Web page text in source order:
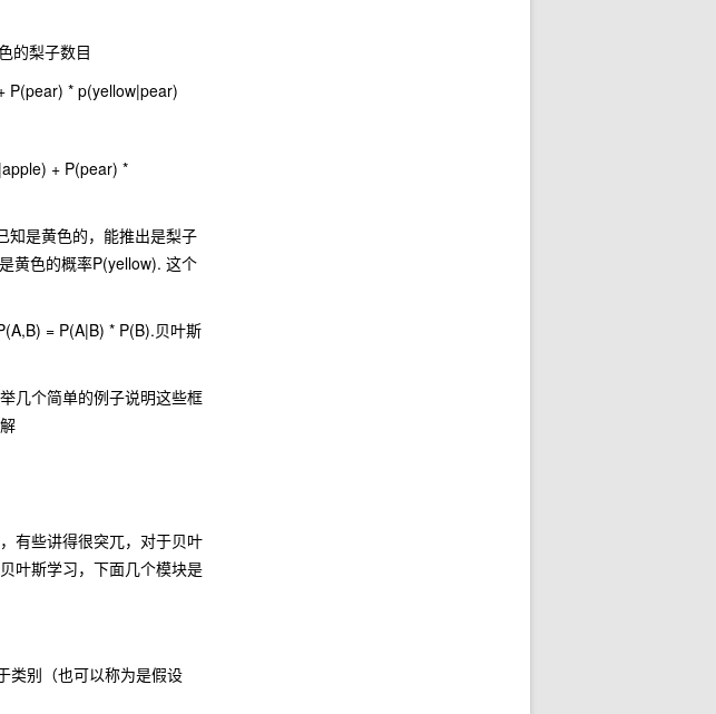
的梨子数目
P(pear) * p(yellow|pear)
+ P(pear) *
知是黄色的，能推出是梨子
黄色的概率P(yellow). 这个
= P(A|B) * P(B).贝叶斯
几个简单的例子说明这些框
有些讲得很突兀，对于贝叶
叶斯学习，下面几个模块是
类别（也可以称为是假设